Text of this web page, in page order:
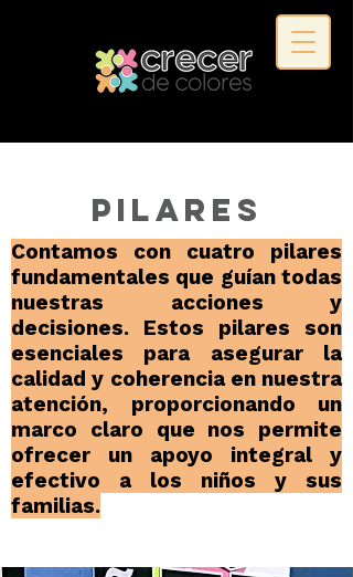
Pilares
Contamos con cuatro pilares
fundamentales que guían todas
nuestras acciones y
decisiones. Estos pilares son
esenciales para asegurar la
calidad y coherencia en nuestra
atención, proporcionando un
marco claro que nos permite
ofrecer un apoyo integral y
efectivo a los niños y sus
familias.